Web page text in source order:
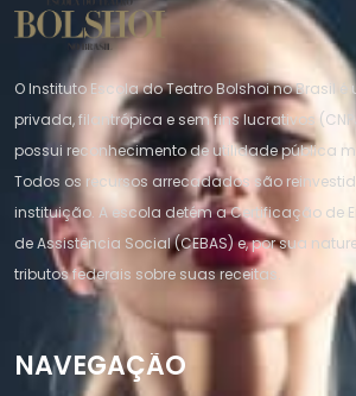
O Instituto Escola do Teatro Bolshoi no Brasil
privada, filantrópica e sem fins lucrativos
possui reconhecimento de utilidade pública
Todos os recursos arrecadados são
instituição. A escola detém a Certificação de
de Assistência Social (CEBAS) e, por sua
tributos federais sobre suas receitas.
NAVEGAÇÃO